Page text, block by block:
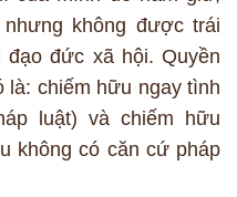
không được trái
đức xã hội. Quyền
là: chiếm hữu ngay tình
luật) và chiếm hữu
không có căn cứ pháp